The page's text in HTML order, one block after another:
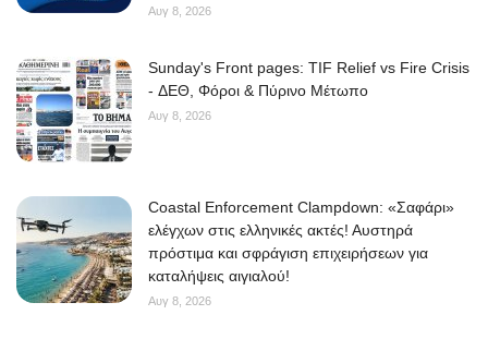
Αυγ 8, 2026
Sunday's Front pages: TIF Relief vs Fire Crisis
- ΔΕΘ, Φόροι & Πύρινο Μέτωπο
Αυγ 8, 2026
Coastal Enforcement Clampdown: «Σαφάρι»
ελέγχων στις ελληνικές ακτές! Αυστηρά
πρόστιμα και σφράγιση επιχειρήσεων για
καταλήψεις αιγιαλού!
Αυγ 8, 2026